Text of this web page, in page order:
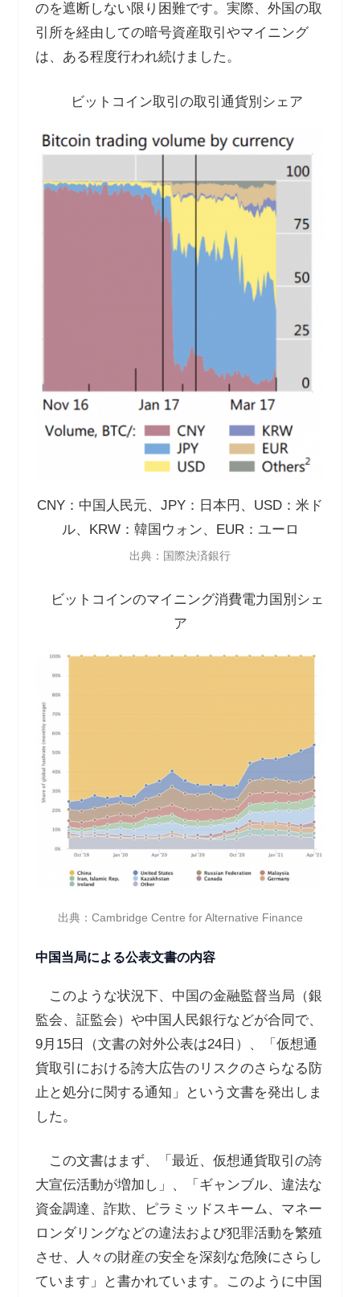
のを遮断しない限り困難です。実際、外国の取
引所を経由しての暗号資産取引やマイニング
は、ある程度行われ続けました。
ビットコイン取引の取引通貨別シェア
CNY ：中国人民元、 JPY ：日本円、 USD ：米ド
ル、 KRW：韓国ウォン、 EUR：ユーロ
出典：国際決済銀行
ビットコインのマイニング消費電力国別シェ
ア
出典：Cambridge Centre for Alternative Finance
中国当局による公表文書の内容
このような状況下、中国の金融監督当局（銀
監会、証監会）や中国人民銀行などが合同で、
9月 15日（文書の対外公表は24日）、「仮想通
貨取引における誇大広告のリスクのさらなる防
止と処分に関する通知」という文書を発出しま
した。
この文書はまず、「最近、仮想通貨取引の誇
大宣伝活動が増加し」、「ギャンブル、違法な
資金調達、詐欺、ピラミッドスキーム、マネー
ロンダリングなどの違法および犯罪活動を繁殖
させ、人々の財産の安全を深刻な危険にさらし
ています」と書かれています。このように中国